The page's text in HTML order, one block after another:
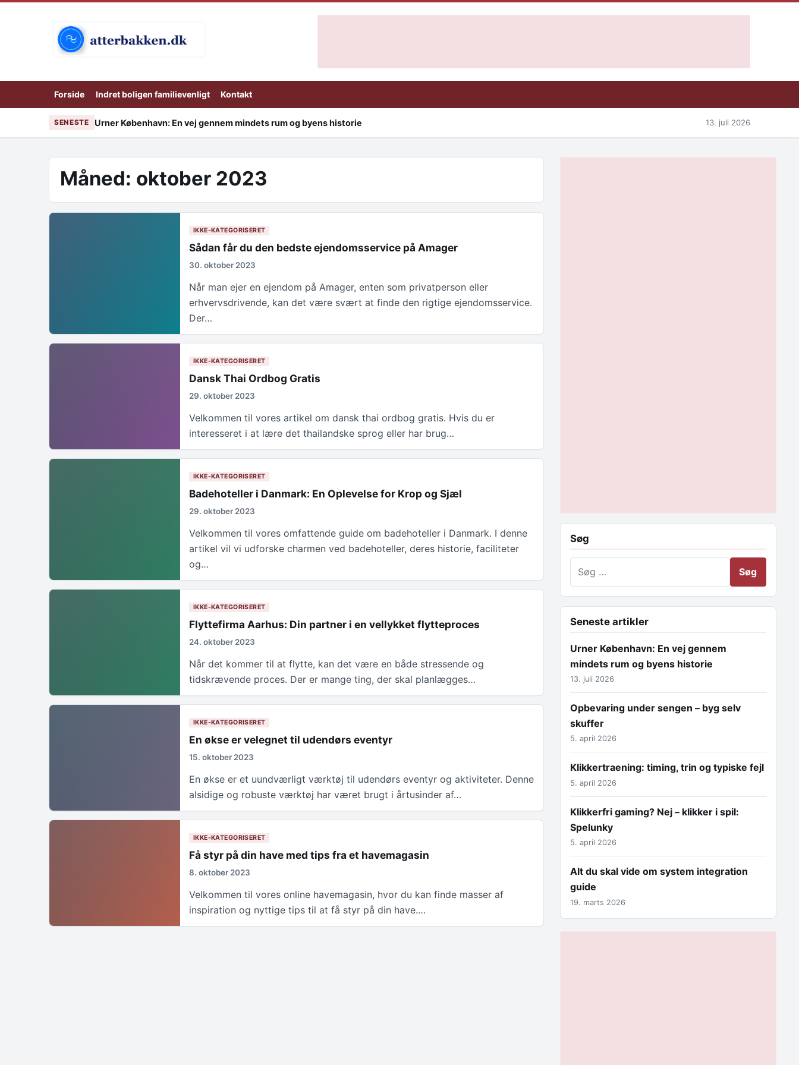
Forside Indret boligen familievenligt Kontakt
SENESTE Urner København: En vej gennem mindets rum og byens historie 13. juli 2026
Måned: oktober 2023
IKKE-KATEGORISERET
Sådan får du den bedste ejendomsservice på Amager
30. oktober 2023
Når man ejer en ejendom på Amager, enten som privatperson eller
erhvervsdrivende, kan det være svært at finde den rigtige ejendomsservice.
Der…
IKKE-KATEGORISERET
Dansk Thai Ordbog Gratis
29. oktober 2023
Velkommen til vores artikel om dansk thai ordbog gratis. Hvis du er
interesseret i at lære det thailandske sprog eller har brug…
IKKE-KATEGORISERET
Badehoteller i Danmark: En Oplevelse for Krop og Sjæl
29. oktober 2023
Velkommen til vores omfattende guide om badehoteller i Danmark. I denne
artikel vil vi udforske charmen ved badehoteller, deres historie, faciliteter
og…
IKKE-KATEGORISERET
Flyttefirma Aarhus: Din partner i en vellykket flytteproces
24. oktober 2023
Når det kommer til at flytte, kan det være en både stressende og
tidskrævende proces. Der er mange ting, der skal planlægges…
IKKE-KATEGORISERET
En økse er velegnet til udendørs eventyr
15. oktober 2023
En økse er et uundværligt værktøj til udendørs eventyr og aktiviteter. Denne
alsidige og robuste værktøj har været brugt i årtusinder af…
IKKE-KATEGORISERET
Få styr på din have med tips fra et havemagasin
8. oktober 2023
Velkommen til vores online havemagasin, hvor du kan finde masser af
inspiration og nyttige tips til at få styr på din have.…
Søg
Seneste artikler
Urner København: En vej gennem
mindets rum og byens historie
13. juli 2026
Opbevaring under sengen – byg selv
skuffer
5. april 2026
Klikkertraening: timing, trin og typiske fejl
5. april 2026
Klikkerfri gaming? Nej – klikker i spil:
Spelunky
5. april 2026
Alt du skal vide om system integration
guide
19. marts 2026